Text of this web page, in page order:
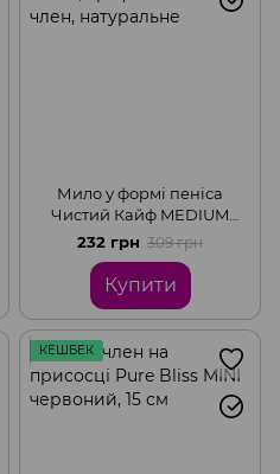
Мило у формі пеніса
Чистий Кайф MEDIUM
Violet, крафтове мило-
член, натуральне
232 грн 309 грн
Купити
КЕШБЕК